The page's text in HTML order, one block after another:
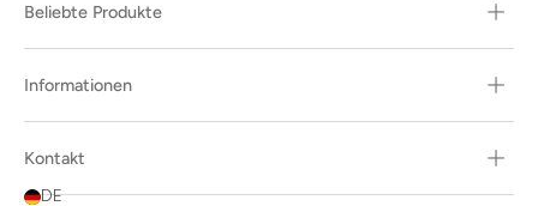
3.10
Beliebte Produkte
Informationen
Kontakt
DE